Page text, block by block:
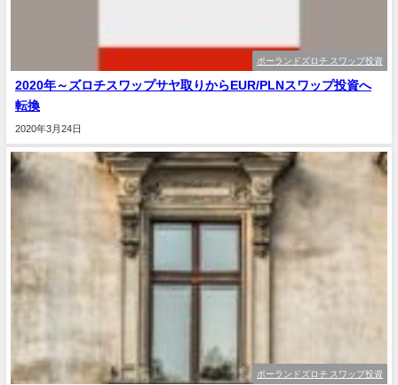
ポーランドズロチ スワップ投資
2020年～ズロチスワップサヤ取りからEUR/PLNスワップ投資へ
転換
2020年3月24日
ポーランドズロチ スワップ投資